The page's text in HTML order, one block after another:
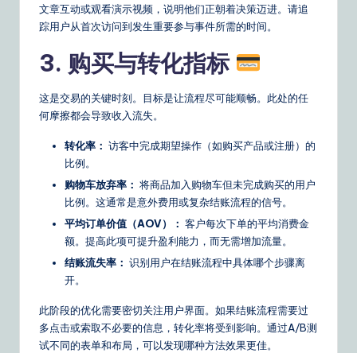
文章互动或观看演示视频，说明他们正朝着决策迈进。请追
踪用户从首次访问到发生重要参与事件所需的时间。
3. 购买与转化指标
这是交易的关键时刻。目标是让流程尽可能顺畅。此处的任
何摩擦都会导致收入流失。
转化率： 访客中完成期望操作（如购买产品或注册）的
比例。
购物车放弃率： 将商品加入购物车但未完成购买的用户
比例。这通常是意外费用或复杂结账流程的信号。
平均订单价值（AOV）： 客户每次下单的平均消费金
额。提高此项可提升盈利能力，而无需增加流量。
结账流失率： 识别用户在结账流程中具体哪个步骤离
开。
此阶段的优化需要密切关注用户界面。如果结账流程需要过
多点击或索取不必要的信息，转化率将受到影响。通过A/B测
试不同的表单和布局，可以发现哪种方法效果更佳。